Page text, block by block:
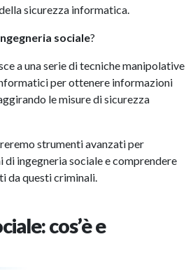
sicurezza informatica.
sociale?
a una serie di tecniche manipolative
per ottenere informazioni
le misure di sicurezza
strumenti avanzati per
ingegneria sociale e comprendere
da questi criminali.
cos’è e